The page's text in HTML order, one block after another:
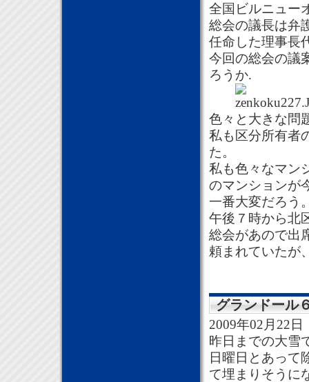
全国ビルニュー
総会の議長は弁
任命した理事長
今回の総会の議
ろうか.
色々と大きな問
私も区分所有者
た。
私も色々なマン
のマンションが
一番大変だろう
午後７時から北
総会があので出
頼まれていたが
グランドール
2009年02月22日
昨日までの大雪
日曜日とあって
て埋まりそうに